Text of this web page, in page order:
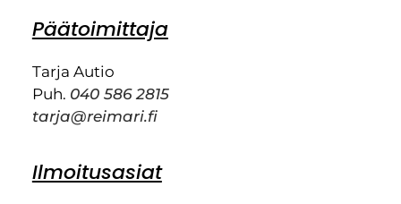
Päätoimittaja
Tarja Autio
Puh. 040 586 2815
tarja@reimari.fi
Ilmoitusasiat